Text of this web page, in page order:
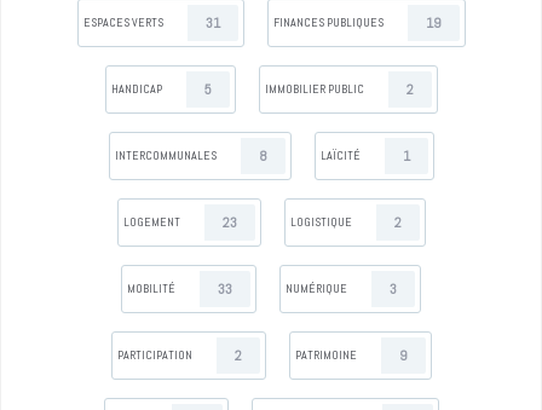
ESPACES VERTS 31 FINANCES PUBLIQUES 19
HANDICAP 5 IMMOBILIER PUBLIC 2
INTERCOMMUNALES 8 LAÏCITÉ 1
LOGEMENT 23 LOGISTIQUE 2
MOBILITÉ 33 NUMÉRIQUE 3
PARTICIPATION 2 PATRIMOINE 9